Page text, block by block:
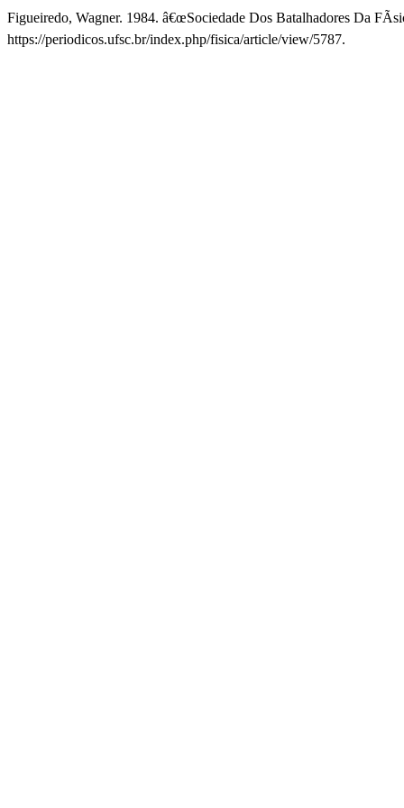
Figueiredo, Wagner. 1984. â€œSociedade Dos Batalhadores Da
https://periodicos.ufsc.br/index.php/fisica/article/view/5787.